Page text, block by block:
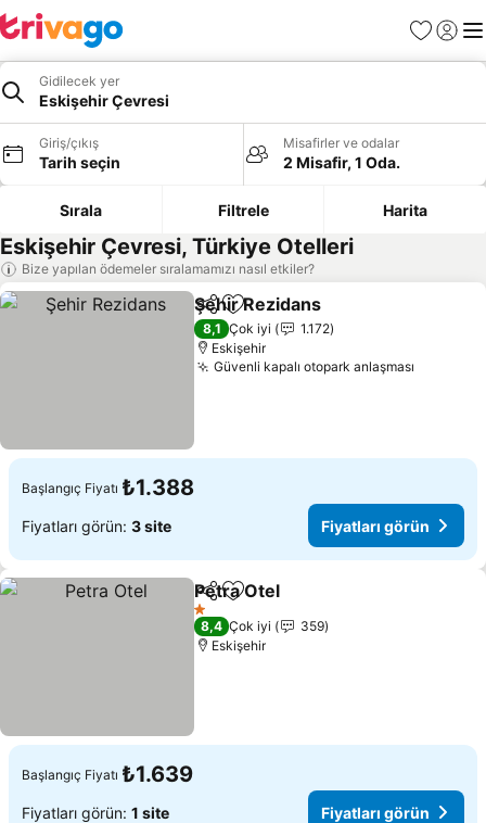
Favoriler
Giriş
Gidilecek yer
Eskişehir Çevresi
Giriş/çıkış
Tarih seçin
Misafirler ve odalar
2 Misafir, 1 Oda.
Sırala Filtrele Harita
Eskişehir Çevresi, Türkiye Otelleri
Bize yapılan ödemeler sıralamamızı nasıl etkiler?
PaylaşFavorilerime ekle
Şehir Rezidans
8,1 Çok iyi
1.172
Eskişehir
Güvenli kapalı otopark anlaşması
Başlangıç Fiyatı ₺1.388
Fiyatları görün: 3 site Fiyatları görün
PaylaşFavorilerime ekle
Petra Otel
1 Yıldız
8,4 Çok iyi
359
Eskişehir
Başlangıç Fiyatı ₺1.639
Fiyatları görün: 1 site Fiyatları görün